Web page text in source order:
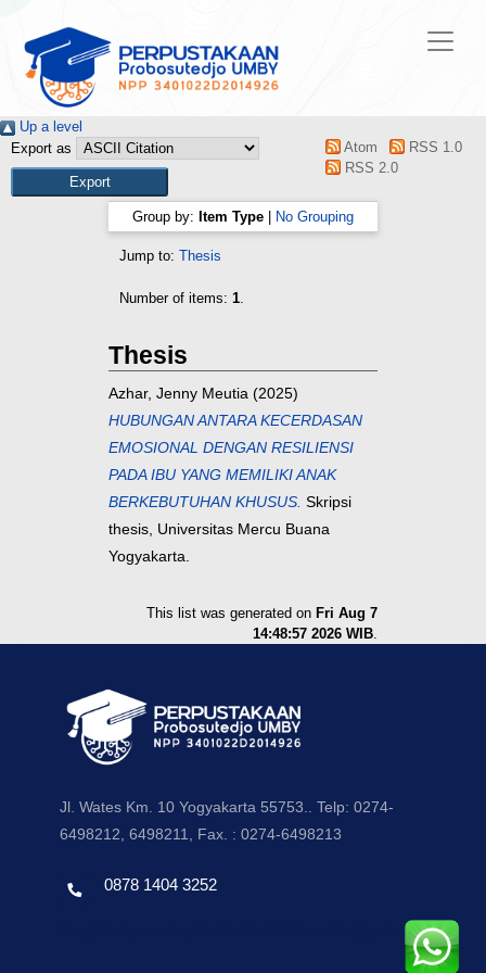
Up a level
Export as
Atom
RSS 1.0
RSS 2.0
Group by: Item Type No Grouping
Jump to: Thesis
Number of items: 1.
Thesis
Azhar, Jenny Meutia (2025)
HUBUNGAN ANTARA KECERDASAN
EMOSIONAL DENGAN RESILIENSI
PADA IBU YANG MEMILIKI ANAK
BERKEBUTUHAN KHUSUS. Skripsi
thesis, Universitas Mercu Buana
Yogyakarta.
This list was generated on Fri Aug 7
14:48:57 2026 WIB.
Jl. Wates Km. 10 Yogyakarta 55753.. Telp: 0274-
6498212, 6498211, Fax. : 0274-6498213
0878 1404 3252